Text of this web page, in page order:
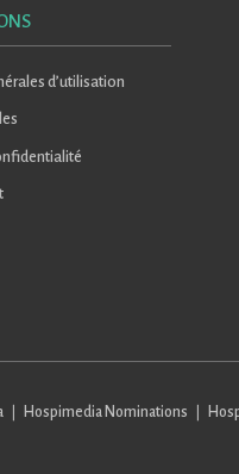
d’utilisation
Hospimedia Nominations